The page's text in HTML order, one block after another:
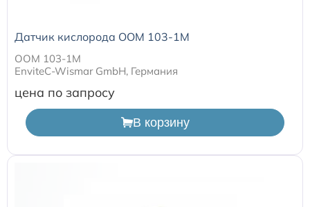
Датчик кислорода ООМ 103-1M
ООМ 103-1M
EnviteC-Wismar GmbH, Германия
цена по запросу
В корзину
Оригинальные расходные материалы GE
Sentec